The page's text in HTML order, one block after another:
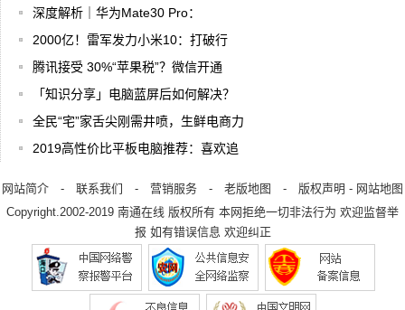
深度解析｜华为Mate30 Pro：
2000亿！雷军发力小米10：打破行
腾讯接受 30%“苹果税”？微信开通
「知识分享」电脑蓝屏后如何解决？
全民“宅”家舌尖刚需井喷，生鲜电商力
2019高性价比平板电脑推荐：喜欢追
网站简介 - 联系我们 - 营销服务 - 老版地图 - 版权声明 - 网站地图
Copyright.2002-2019 南通在线 版权所有 本网拒绝一切非法行为 欢迎监督举
报 如有错误信息 欢迎纠正